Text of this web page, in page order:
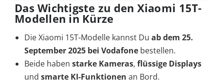
Das Wichtigste zu den Xiaomi 15T-
Modellen in Kürze
Die Xiaomi 15T-Modelle kannst Du ab dem 25.
September 2025 bei Vodafone bestellen.
Beide haben starke Kameras, flüssige Displays
und smarte KI-Funktionen an Bord.